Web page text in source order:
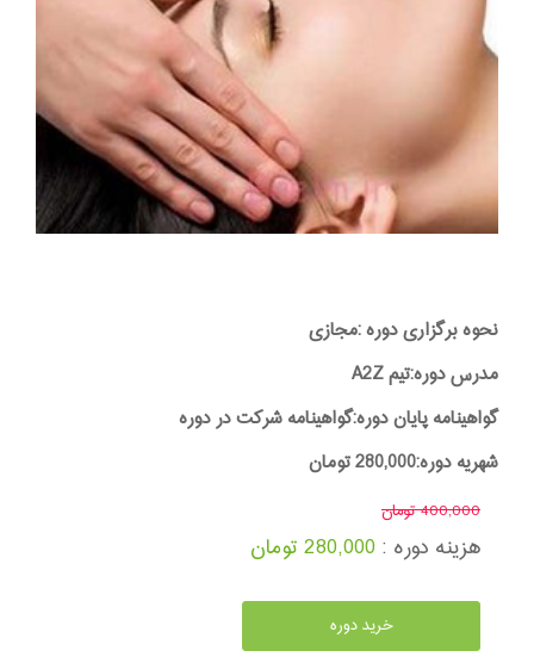
نحوه برگزاری دوره :مجازی
مدرس دوره:تیم A2Z
گواهینامه پایان دوره:گواهینامه شرکت در دوره
شهریه دوره:280,000 تومان
400,000 تومان
هزینه دوره : 280,000 تومان
خرید دوره